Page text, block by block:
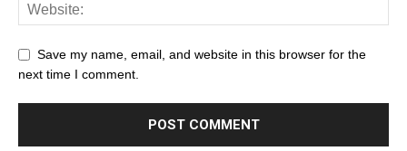
Save my name, email, and website in this browser for the
next time I comment.